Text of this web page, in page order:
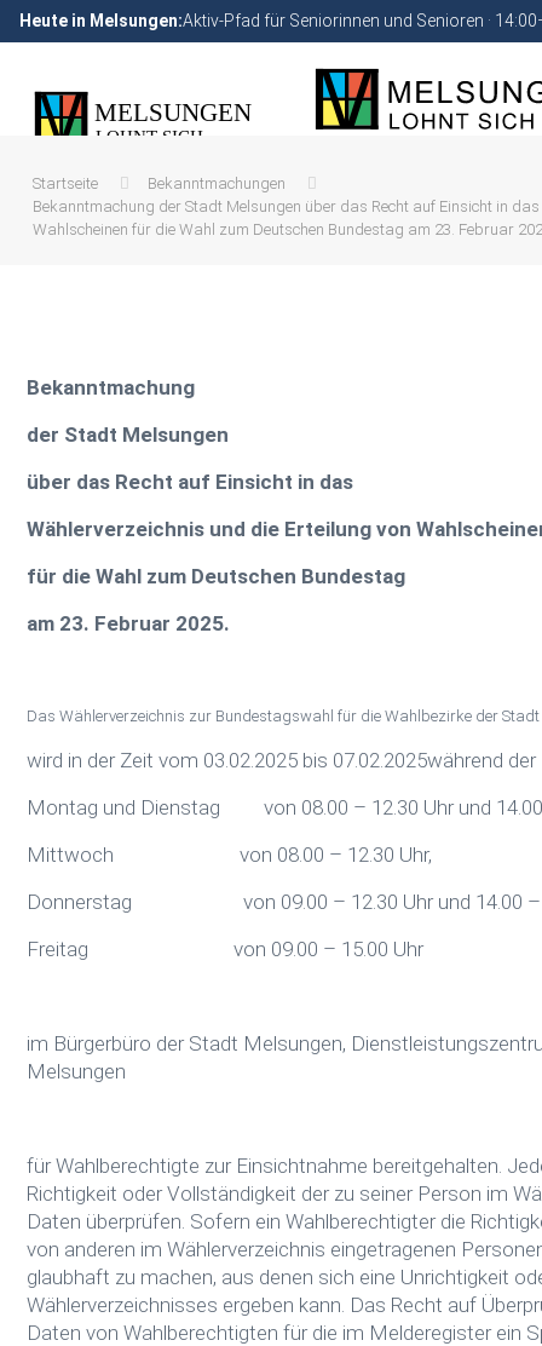
Heute in Melsungen:Aktiv-Pfad für Seniorinnen und Senioren ·
Startseite
Bekanntmachungen
Bekanntmachung der Stadt Melsungen über das Recht auf Einsicht in
Wahlscheinen für die Wahl zum Deutschen Bundestag am 23. Februar
Bekanntmachung
der Stadt Melsungen
über das Recht auf Einsicht in das
Wählerverzeichnis und die Erteilung von
für die Wahl zum Deutschen Bundestag
am 23. Februar 2025.
Das Wählerverzeichnis zur Bundestagswahl für die Wahlbezirke der
wird in der Zeit vom 03.02.2025 bis 07.02.2025während
Montag und Dienstag von 08.00 – 12.30 Uhr und 14.00
Mittwoch von 08.00 – 12.30 Uhr,
Donnerstag von 09.00 – 12.30 Uhr und 14.00 –
Freitag von 09.00 – 15.00 Uhr
im Bürgerbüro der Stadt Melsungen,
Melsungen
für Wahlberechtigte zur Einsichtnahme bereitgehalten.
Richtigkeit oder Vollständigkeit der zu seiner Person im
Daten überprüfen. Sofern ein Wahlberechtigter die
von anderen im Wählerverzeichnis eingetragenen
glaubhaft zu machen, aus denen sich eine Unrichtigkeit
Wählerverzeichnisses ergeben kann. Das Recht auf
Daten von Wahlberechtigten für die im Melderegister ein